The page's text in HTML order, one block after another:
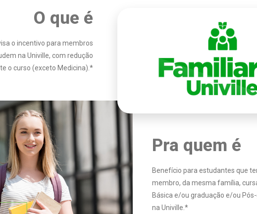
O que é
o incentivo para membros
na Univille, com redução
o curso (exceto Medicina).*
Pra quem é
Benefício para estudantes que
membro, da mesma família,
Básica e/ou graduação e/ou
na Univille.*